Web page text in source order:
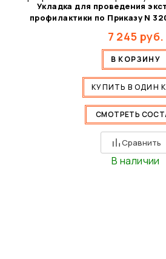
Укладка для проведения
профилактики по Приказу N
7 245 руб.
В КОРЗИНУ
КУПИТЬ В ОДИН
СМОТРЕТЬ
Сравнить
В наличии